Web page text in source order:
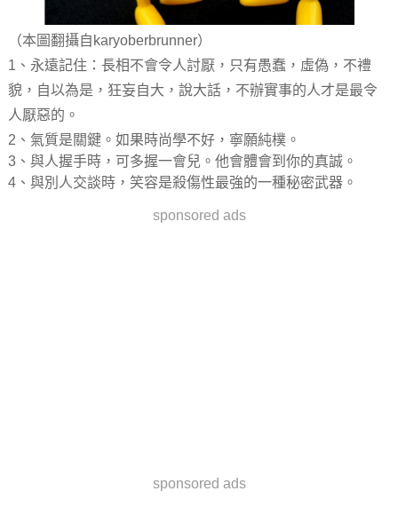
（本圖翻攝自karyoberbrunner）
1、永遠記住：長相不會令人討厭，只有愚蠢，虛偽，不禮
貌，自以為是，狂妄自大，說大話，不辦實事的人才是最令
人厭惡的。
2、氣質是關鍵。如果時尚學不好，寧願純樸。
3、與人握手時，可多握一會兒。他會體會到你的真誠。
4、與別人交談時，笑容是殺傷性最強的一種秘密武器。
sponsored ads
sponsored ads